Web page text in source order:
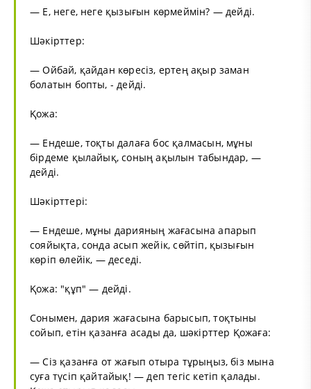
— Е, неге, неге қызығын көрмеймін? — дейді.
Шәкірттер:
— Ойбай, қайдан көресіз, ертең ақыр заман
болатын бопты, - дейді.
Қожа:
— Ендеше, тоқты далаға бос қалмасын, мұны
бірдеме қылайық, соның ақылын табындар, —
дейді.
Шәкірттері:
— Ендеше, мұны дарияның жағасына апарып
сояйықта, сонда асып жейік, сөйтіп, қызығын
көріп өлейік, — деседі.
Қожа: "құп" — дейді.
Сонымен, дария жағасына барысып, тоқтыны
сойып, етін қазанға асады да, шәкірттер Қожаға:
— Сіз қазанға от жағып отыра тұрыңыз, біз мына
суға түсіп қайтайық! — деп тегіс кетіп қалады.